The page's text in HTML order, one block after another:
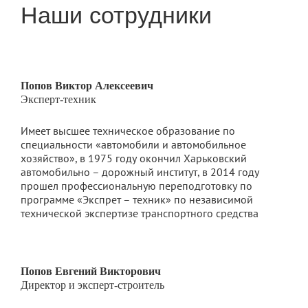
Наши сотрудники
Попов Виктор Алексеевич
Эксперт-техник
Имеет высшее техническое образование по
специальности «автомобили и автомобильное
хозяйство», в 1975 году окончил Харьковский
автомобильно – дорожный институт, в 2014 году
прошел профессиональную переподготовку по
программе «Экспрет – техник» по независимой
технической экспертизе транспортного средства
Попов Евгений Викторович
Директор и эксперт-строитель